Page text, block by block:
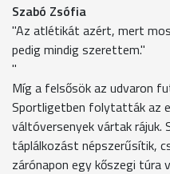
Szabó Zsófia
"Az atlétikát azért, mert
pedig mindig szerettem."
"
Míg a felsősök az udvaron
Sportligetben folytatták az
váltóversenyek vártak rájuk.
táplálkozást népszerűsítik,
zárónapon egy kőszegi túra